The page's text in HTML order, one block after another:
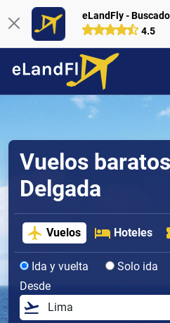
eLandFly -
4.5
Vuelos
Delgada
Vuelos Hoteles
Ida y vuelta Solo ida
Desde